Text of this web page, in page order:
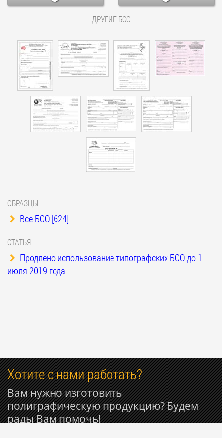
ДРУГИЕ БСО
ОБРАЗЦЫ
Все БСО [624]
СТАТЬЯ
Продлено использование типографских БСО до 1
июля 2019 года
Хотите с нами работать?
Вам нужно изготовить
полиграфическую продукцию? Будем
рады Вам помочь!